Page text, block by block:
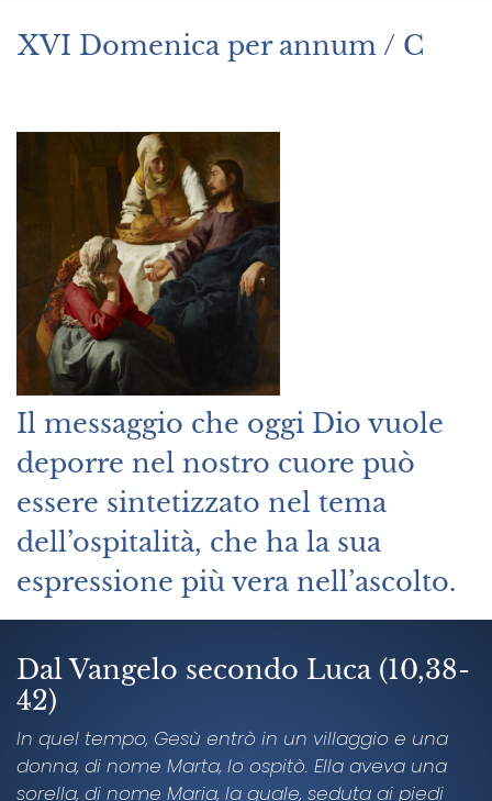
XVI Domenica per annum / C
Il messaggio che oggi Dio vuole
deporre nel nostro cuore può
essere sintetizzato nel tema
dell’ospitalità, che ha la sua
espressione più vera nell’ascolto.
Dal Vangelo secondo Luca (10,38-
42)
In quel tempo, Gesù entrò in un villaggio e una
donna, di nome Marta, lo ospitò. Ella aveva una
sorella, di nome Maria, la quale, seduta ai piedi